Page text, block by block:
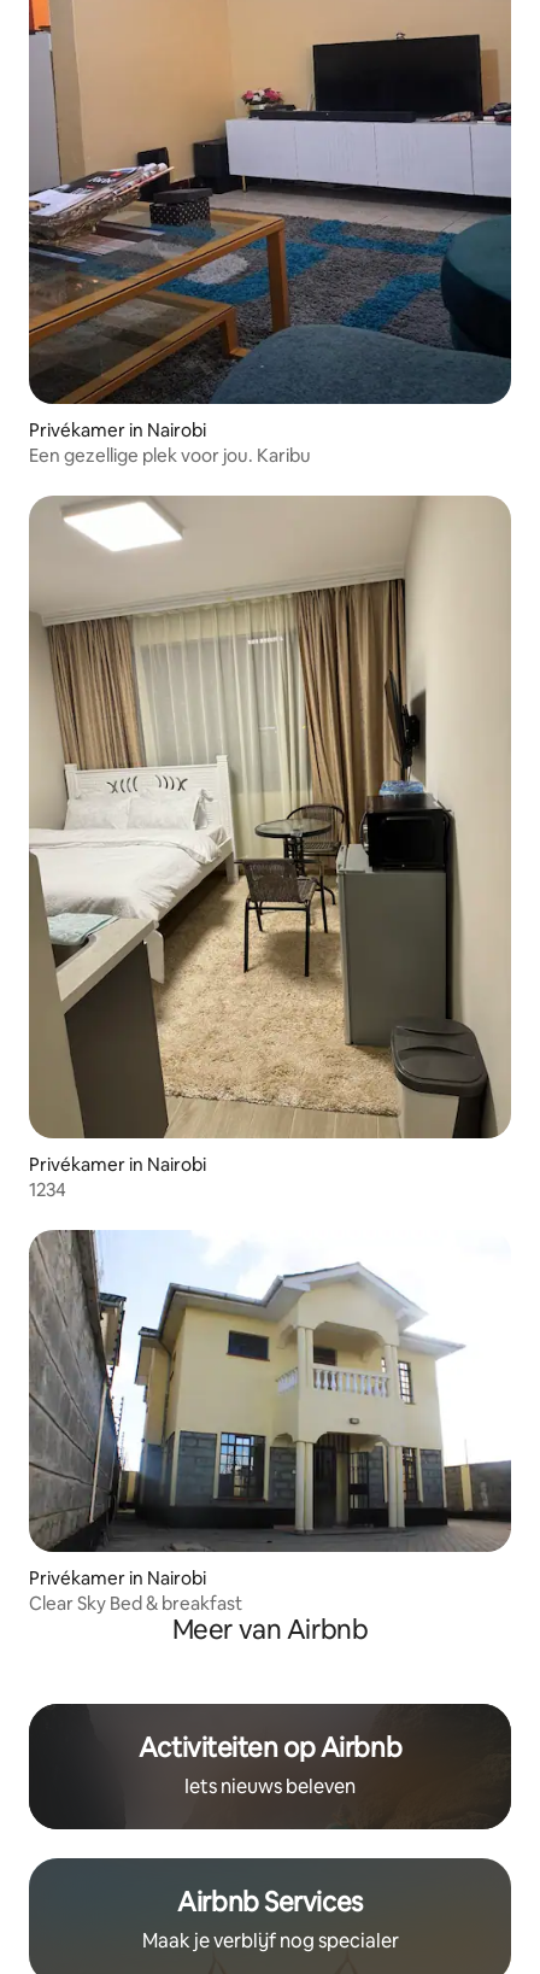
Privékamer in Nairobi
Een gezellige plek voor jou. Karibu
Privékamer in Nairobi
1234
Privékamer in Nairobi
Clear Sky Bed & breakfast
Meer van Airbnb
Activiteiten op Airbnb
Iets nieuws beleven
Airbnb Services
Maak je verblijf nog specialer